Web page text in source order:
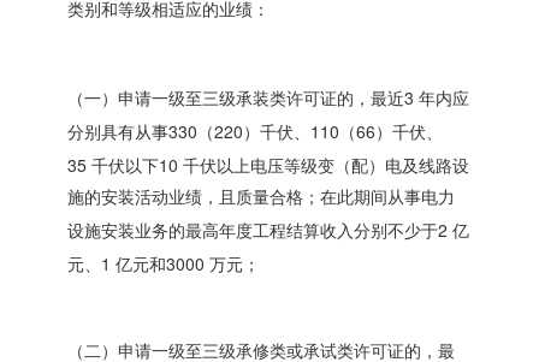
类别和等级相适应的业绩：
（一）申请一级至三级承装类许可证的，最近3年内应
分别具有从事330 （220 ）千伏、 110 （66 ）千伏、
35千伏以下10千伏以上电压等级变（配）电及线路设
施的安装活动业绩，且质量合格；在此期间从事电力
设施安装业务的最高年度工程结算收入分别不少于2亿
元、 1亿元和3000万元；
（二）申请一级至三级承修类或承试类许可证的，最